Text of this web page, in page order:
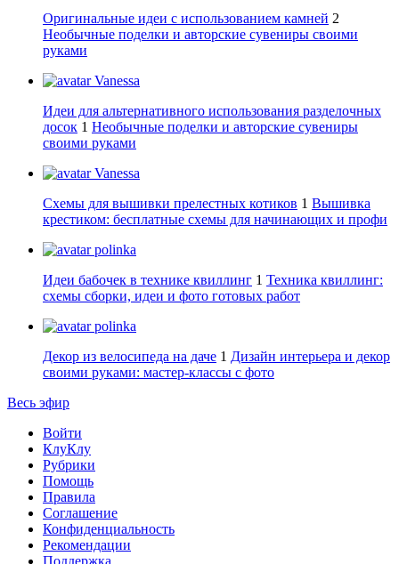
Оригинальные идеи с использованием камней 2
Необычные поделки и авторские сувениры своими
руками
Vanessa
Идеи для альтернативного использования разделочных
досок 1 Необычные поделки и авторские сувениры
своими руками
Vanessa
Схемы для вышивки прелестных котиков 1 Вышивка
крестиком: бесплатные схемы для начинающих и профи
polinka
Идеи бабочек в технике квиллинг 1 Техника квиллинг:
схемы сборки, идеи и фото готовых работ
polinka
Декор из велосипеда на даче 1 Дизайн интерьера и декор
своими руками: мастер-классы с фото
Весь эфир
Войти
КлуКлу
Рубрики
Помощь
Правила
Соглашение
Конфиденциальность
Рекомендации